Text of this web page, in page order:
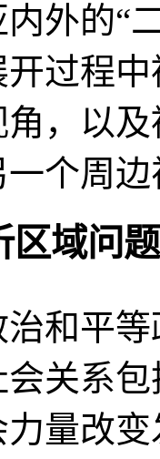
内外的“
过程
，以
个周
区域问题
治和平
关系
量改